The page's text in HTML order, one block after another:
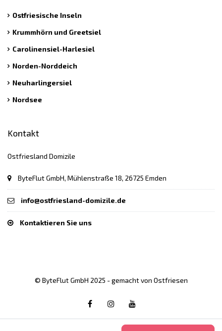
Ostfriesische Inseln
Krummhörn und Greetsiel
Carolinensiel-Harlesiel
Norden-Norddeich
Neuharlingersiel
Nordsee
Kontakt
Ostfriesland Domizile
ByteFlut GmbH, Mühlenstraße 18, 26725 Emden
info@ostfriesland-domizile.de
Kontaktieren Sie uns
© ByteFlut GmbH 2025 - gemacht von Ostfriesen